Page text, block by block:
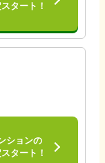
タート！
ションの
タート！